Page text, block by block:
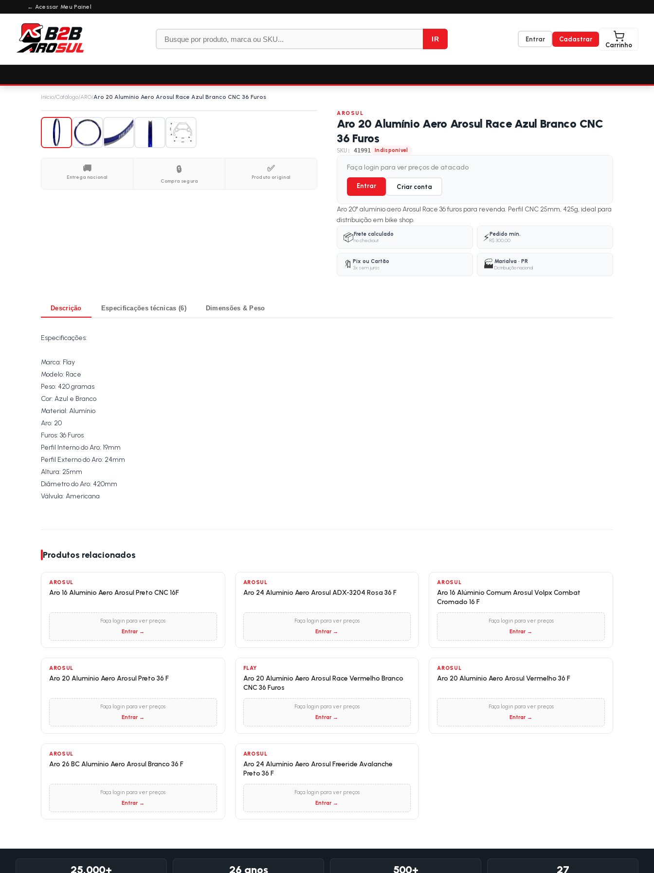
← Acessar Meu Painel
IR Entrar
Cadastrar
Carrinho
Início/Catálogo/ARO/Aro 20 Alumínio Aero Arosul Race Azul Branco CNC 36 Furos
🚚
Entrega nacional
🔒
Compra segura
✅
Produto original
AROSUL
Aro 20 Alumínio Aero Arosul Race Azul Branco CNC
36 Furos
SKU: 41991 Indisponível
Faça login para ver preços de atacado
Entrar Criar conta
Aro 20" alumínio aero Arosul Race 36 furos para revenda. Perfil CNC 25mm, 425g, ideal para
distribuição em bike shop.
📦Frete calculado
no checkout
⚡Pedido mín.
R$ 300,00
🔖 Pix ou Cartão
3x sem juros
🏭 Marialva · PR
Distribuição nacional
Descrição Especificações técnicas (6) Dimensões & Peso
Especificações:
Marca: Flay
Modelo: Race
Peso: 420 gramas
Cor: Azul e Branco
Material: Alumínio
Aro: 20
Furos: 36 Furos
Perfil Interno do Aro: 19mm
Perfil Externo do Aro: 24mm
Altura: 25mm
Diâmetro do Aro: 420mm
Válvula: Americana
Produtos relacionados
AROSUL
Aro 16 Alumínio Aero Arosul Preto CNC 16F
Faça login para ver preços
Entrar →
AROSUL
Aro 24 Alumínio Aero Arosul ADX-3204 Rosa 36 F
Faça login para ver preços
Entrar →
AROSUL
Aro 16 Alúminio Comum Arosul Volpx Combat
Cromado 16 F
Faça login para ver preços
Entrar →
AROSUL
Aro 20 Alumínio Aero Arosul Preto 36 F
Faça login para ver preços
Entrar →
FLAY
Aro 20 Alumínio Aero Arosul Race Vermelho Branco
CNC 36 Furos
Faça login para ver preços
Entrar →
AROSUL
Aro 20 Alumínio Aero Arosul Vermelho 36 F
Faça login para ver preços
Entrar →
AROSUL
Aro 26 BC Alumínio Aero Arosul Branco 36 F
Faça login para ver preços
Entrar →
AROSUL
Aro 24 Alumínio Aero Arosul Freeride Avalanche
Preto 36 F
Faça login para ver preços
Entrar →
25.000+ 26 anos 500+ 27